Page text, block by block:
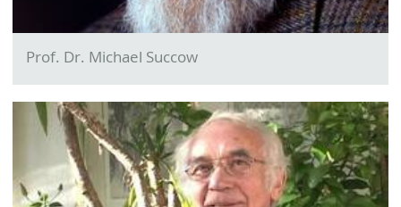
Prof. Dr. Michael Succow